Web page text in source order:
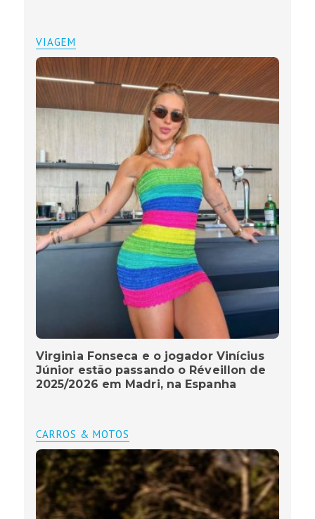
VIAGEM
Virginia Fonseca e o jogador Vinícius
Júnior estão passando o Réveillon de
2025/2026 em Madri, na Espanha
CARROS & MOTOS